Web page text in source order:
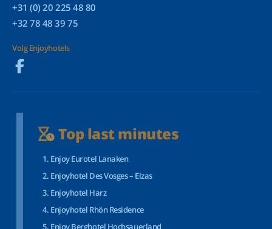
+31 (0) 20 225 48 80
+32 78 48 39 75
Volg Enjoyhotels
Top last minutes
Enjoy Eurotel Lanaken
Enjoyhotel Des Vosges – Elzas
Enjoyhotel Harz
Enjoyhotel Rhön Residence
Enjoy Berghotel Hochsauerland